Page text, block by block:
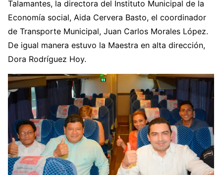
Talamantes, la directora del Instituto Municipal de la
Economía social, Aida Cervera Basto, el coordinador
de Transporte Municipal, Juan Carlos Morales López.
De igual manera estuvo la Maestra en alta dirección,
Dora Rodríguez Hoy.